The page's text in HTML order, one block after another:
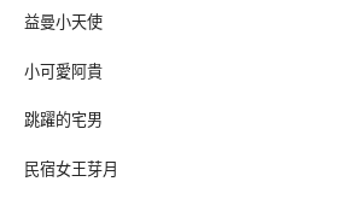
益曼小天使
小可愛阿貴
跳躍的宅男
民宿女王芽月